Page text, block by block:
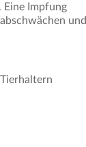
Eine Impfung
und